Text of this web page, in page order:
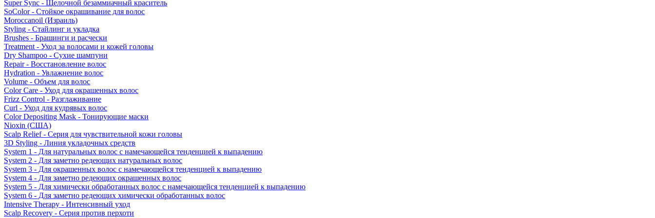
Super Sync - Щелочной безаммиачный краситель
SoColor - Стойкое окрашивание для волос
Moroccanoil (Израиль)
Styling - Стайлинг и укладка
Brushes - Брашинги и расчески
Treatment - Уход за волосами и кожей головы
Dry Shampoo - Сухие шампуни
Repair - Восстановление волос
Hydration - Увлажнение волос
Volume - Объем для волос
Color Care - Уход для окрашенных волос
Frizz Control - Разглаживание
Curl - Уход для кудрявых волос
Color Depositing Mask - Тонирующие маски
Nioxin (США)
Scalp Relief - Серия для чувствительной кожи головы
3D Styling - Линия укладочных средств
System 1 - Для натуральных волос с намечающейся тенденцией к выпадению
System 2 - Для заметно редеющих натуральных волос
System 3 - Для окрашенных волос с намечающейся тенденцией к выпадению
System 4 - Для заметно редеющих окрашенных волос
System 5 - Для химически обработанных волос с намечающейся тенденцией к выпадению
System 6 - Для заметно редеющих химически обработанных волос
Intensive Therapy - Интенсивный уход
Scalp Recovery - Серия против перхоти